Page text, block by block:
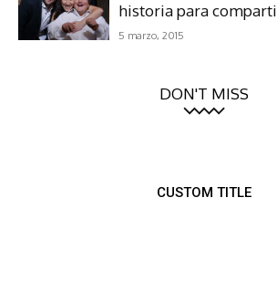
historia para
5 marzo, 2015
DON'T MISS
CUSTOM TITLE